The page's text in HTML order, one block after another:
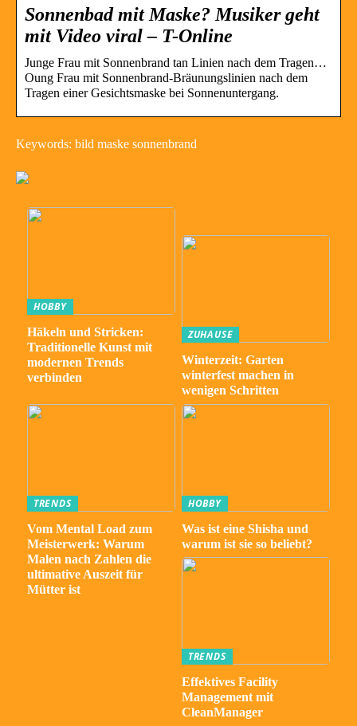
Sonnenbad mit Maske? Musiker geht
mit Video viral – T-Online
Junge Frau mit Sonnenbrand tan Linien nach dem Tragen…
Oung Frau mit Sonnenbrand-Bräunungslinien nach dem
Tragen einer Gesichtsmaske bei Sonnenuntergang.
Keywords: bild maske sonnenbrand
HOBBY
Häkeln und Stricken:
Traditionelle Kunst mit
modernen Trends
verbinden
ZUHAUSE
Winterzeit: Garten
winterfest machen in
wenigen Schritten
TRENDS
Vom Mental Load zum
Meisterwerk: Warum
Malen nach Zahlen die
ultimative Auszeit für
Mütter ist
HOBBY
Was ist eine Shisha und
warum ist sie so beliebt?
TRENDS
Effektives Facility
Management mit
CleanManager